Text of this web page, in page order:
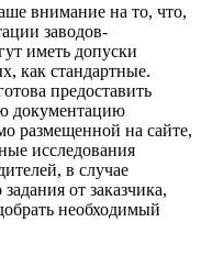
внимание на то, что,
заводов-
иметь допуски
как стандартные.
предоставить
документацию
размещенной на сайте,
исследования
в случае
от заказчика,
необходимый